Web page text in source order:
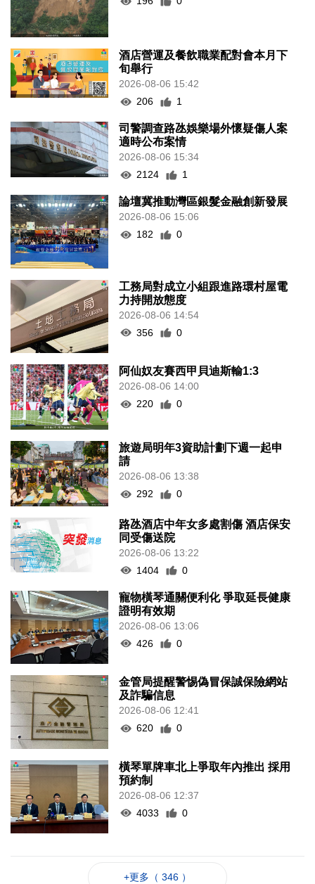
酒店營運及餐飲職業配對會本月下
旬舉行
2026-08-06 15:42
206
1
司警調查路氹娛樂場外懷疑傷人案
適時公布案情
2026-08-06 15:34
2124
1
論壇冀推動灣區銀髮金融創新發展
2026-08-06 15:06
182
0
工務局對成立小組跟進路環村屋電
力持開放態度
2026-08-06 14:54
356
0
阿仙奴友賽西甲貝迪斯輸1:3
2026-08-06 14:00
220
0
旅遊局明年3資助計劃下週一起申
請
2026-08-06 13:38
292
0
路氹酒店中年女多處割傷 酒店保安
同受傷送院
2026-08-06 13:22
1404
0
寵物橫琴通關便利化 爭取延長健康
證明有效期
2026-08-06 13:06
426
0
金管局提醒警惕偽冒保誠保險網站
及詐騙信息
2026-08-06 12:41
620
0
橫琴單牌車北上爭取年內推出 採用
預約制
2026-08-06 12:37
4033
0
+更多（ 346 ）